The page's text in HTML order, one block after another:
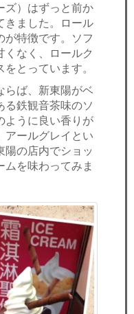
）はずっと前か
きました。ロール
が特徴です。ソフ
くなく、ロールク
とっています。
ば、新東陽がベ
る鉄観音茶味のソ
ように良い香りが
アールグレイとい
陽の店内でショッ
ムを味わってみま